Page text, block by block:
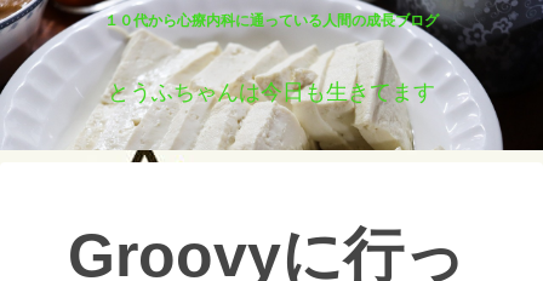
１０代から心療内科に通っている人間の成長ブログ
とうふちゃんは今日も生きてます
Groovyに行っ